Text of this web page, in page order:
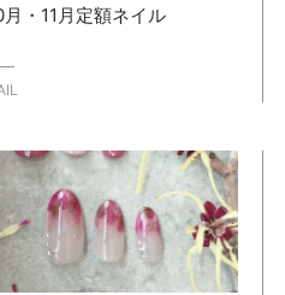
月・11月定額ネイル